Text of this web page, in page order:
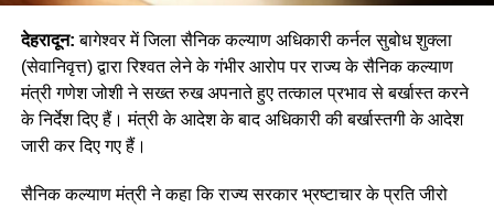
देहरादून:बागेश्वर में जिला सैनिक कल्याण अधिकारी कर्नल सुबोध शुक्ला
(सेवानिवृत्त) द्वारा रिश्वत लेने के गंभीर आरोप पर राज्य के सैनिक कल्याण
मंत्री गणेश जोशी ने सख्त रुख अपनाते हुए तत्काल प्रभाव से बर्खास्त करने
के निर्देश दिए हैं। मंत्री के आदेश के बाद अधिकारी की बर्खास्तगी के आदेश
जारी कर दिए गए हैं।
सैनिक कल्याण मंत्री ने कहा कि राज्य सरकार भ्रष्टाचार के प्रति जीरो